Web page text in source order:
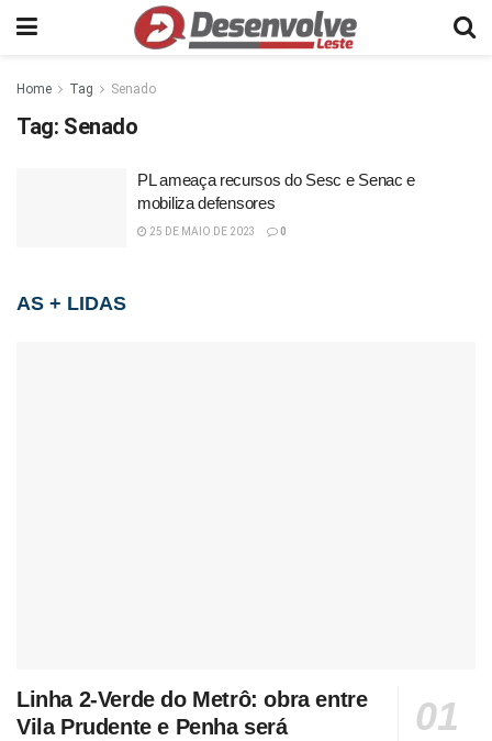
Home Tag Senado
Tag: Senado
PL ameaça recursos do Sesc e Senac e
mobiliza defensores
25 DE MAIO DE 2023 0
AS + LIDAS
Linha 2-Verde do Metrô: obra entre
Vila Prudente e Penha será